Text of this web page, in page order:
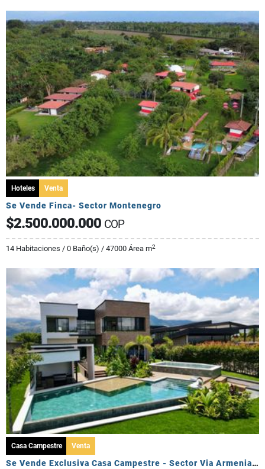
Hoteles Venta
Se Vende Finca- Sector Montenegro
$2.500.000.000 COP
14 Habitaciones / 0 Baño(s) / 47000 Área m2
Casa Campestre Venta
Se Vende Exclusiva Casa Campestre - Sector Via Armenia Calarca